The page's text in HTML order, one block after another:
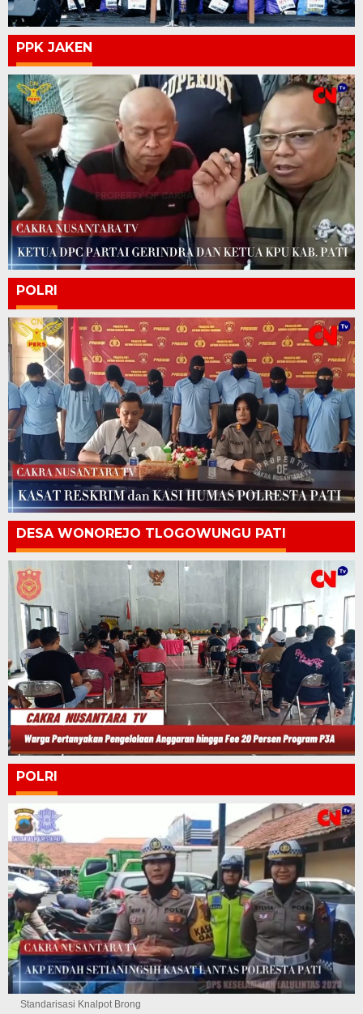
PPK JAKEN
POLRI
DESA WONOREJO TLOGOWUNGU PATI
POLRI
Standarisasi Knalpot Brong